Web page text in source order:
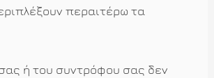
περαιτέρω τα
ή του συντρόφου σας δεν